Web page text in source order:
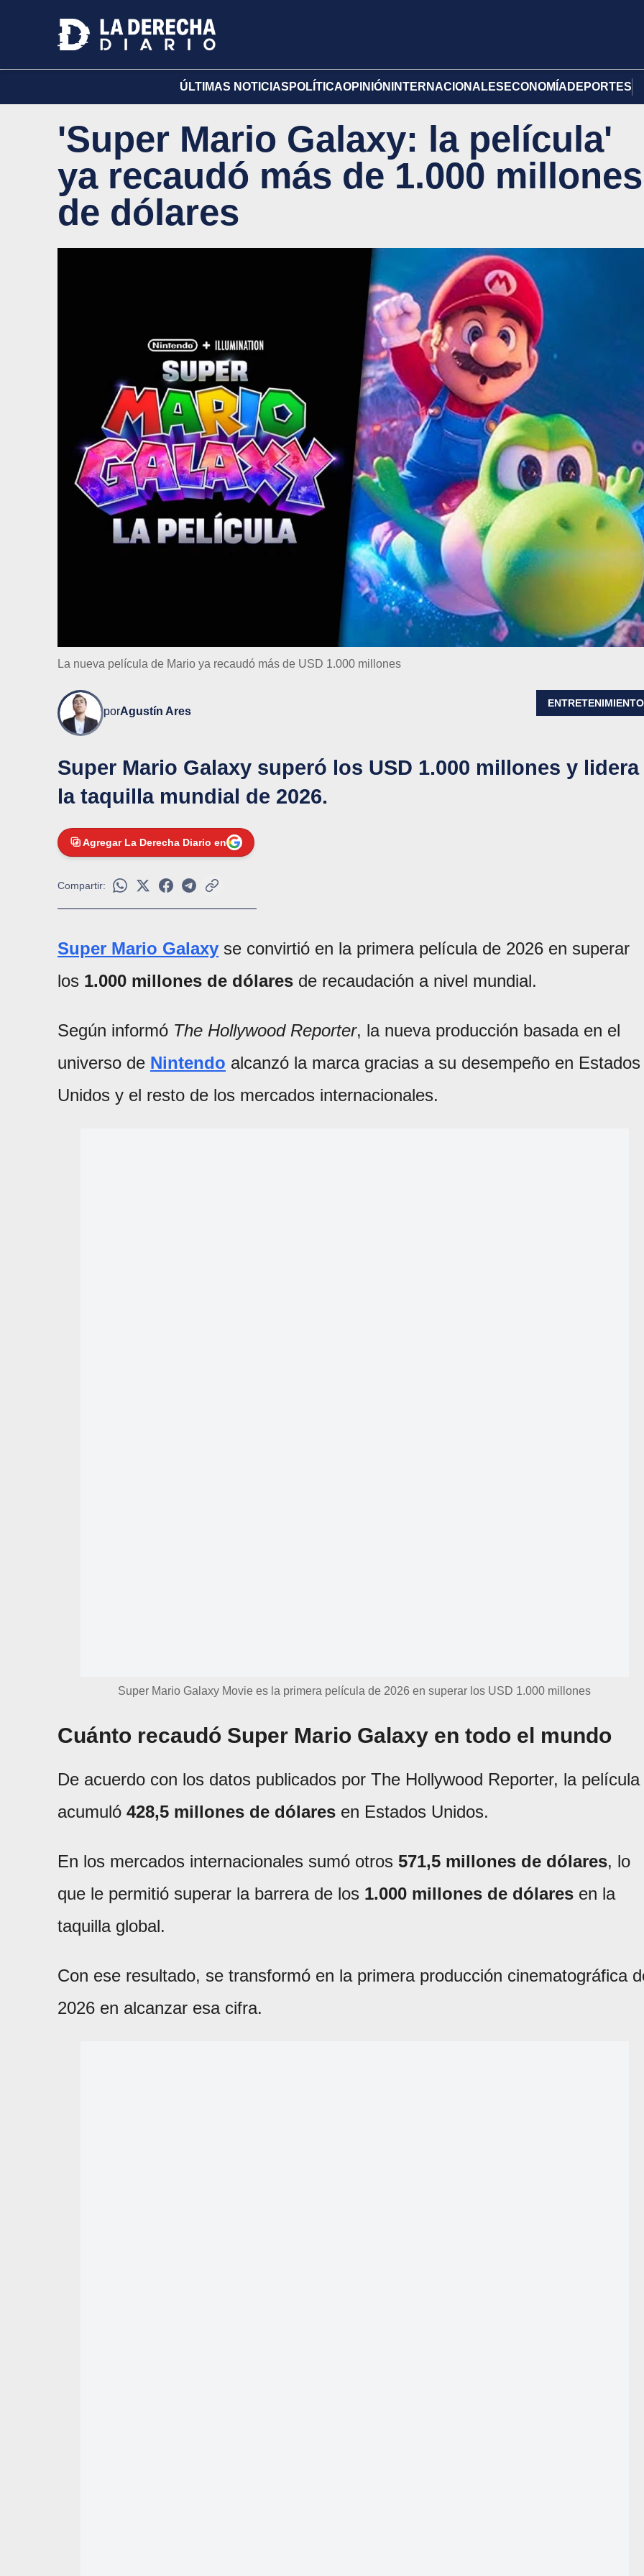
ÚLTIMAS NOTICIAS POLÍTICAOPINIÓN INTERNACIONALES ECONOMÍA DEPORTES
'Super Mario Galaxy: la película'
ya recaudó más de 1.000 millones
de dólares
La nueva película de Mario ya recaudó más de USD 1.000 millones
porAgustín Ares
ENTRETENIMIENTO
Super Mario Galaxy superó los USD 1.000 millones y lidera
la taquilla mundial de 2026.
Agregar La Derecha Diario en
Compartir:
Super Mario Galaxy se convirtió en la primera película de 2026 en superar
los 1.000 millones de dólares de recaudación a nivel mundial.
Según informó The Hollywood Reporter, la nueva producción basada en el
universo de Nintendo alcanzó la marca gracias a su desempeño en Estados
Unidos y el resto de los mercados internacionales.
Super Mario Galaxy Movie es la primera película de 2026 en superar los USD 1.000 millones
Cuánto recaudó Super Mario Galaxy en todo el mundo
De acuerdo con los datos publicados por The Hollywood Reporter, la película
acumuló 428,5 millones de dólares en Estados Unidos.
En los mercados internacionales sumó otros 571,5 millones de dólares, lo
que le permitió superar la barrera de los 1.000 millones de dólares en la
taquilla global.
Con ese resultado, se transformó en la primera producción cinematográfica
2026 en alcanzar esa cifra.